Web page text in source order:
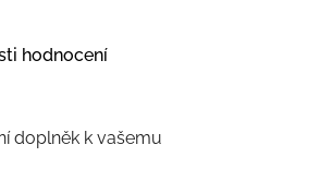
hodnocení
doplněk k vašemu